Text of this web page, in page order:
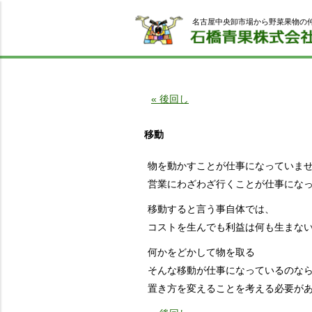
名古屋中央卸市場から野菜果物の
« 後回し
移動
物を動かすことが仕事になっていま
営業にわざわざ行くことが仕事にな
移動すると言う事自体では、
コストを生んでも利益は何も生まない
何かをどかして物を取る
そんな移動が仕事になっているのなら
置き方を変えることを考える必要があ